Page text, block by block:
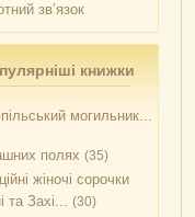
зв’язок
книжки
могильник...
полях (35)
жіночі сорочки
та Захі... (30)